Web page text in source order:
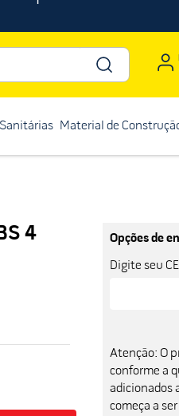
Material de
4
Opções de
Digite seu
Atenção: O
conforme a
adicionados
começa a